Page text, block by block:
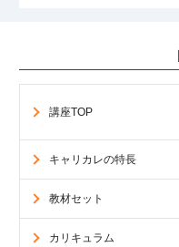
講座TOP
キャリカレの特長
教材セット
カリキュラム